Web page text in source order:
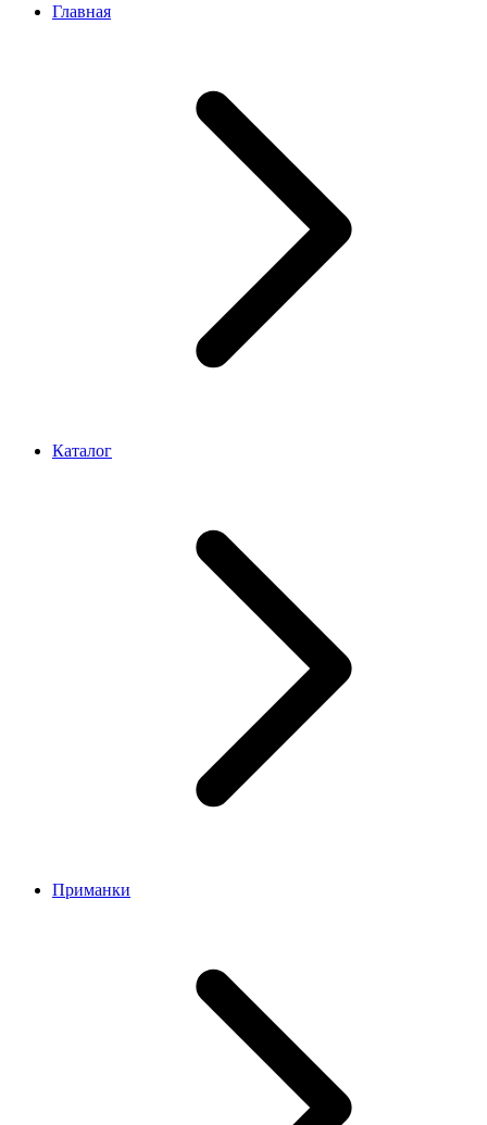
Главная
Каталог
Приманки